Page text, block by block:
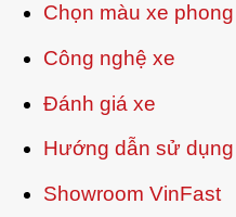
Chọn màu xe
Công nghệ xe
Đánh giá xe
Hướng dẫn sử dụng
Showroom VinFast